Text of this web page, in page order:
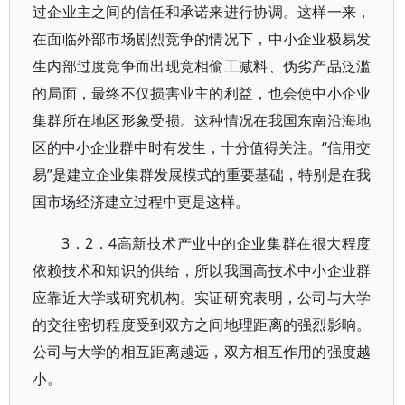
过企业主之间的信任和承诺来进行协调。这样一来，
在面临外部市场剧烈竞争的情况下，中小企业极易发
生内部过度竞争而出现竞相偷工减料、伪劣产品泛滥
的局面，最终不仅损害业主的利益，也会使中小企业
集群所在地区形象受损。这种情况在我国东南沿海地
区的中小企业群中时有发生，十分值得关注。“信用交
易”是建立企业集群发展模式的重要基础，特别是在我
国市场经济建立过程中更是这样。
3．2．4高新技术产业中的企业集群在很大程度
依赖技术和知识的供给，所以我国高技术中小企业群
应靠近大学或研究机构。实证研究表明，公司与大学
的交往密切程度受到双方之间地理距离的强烈影响。
公司与大学的相互距离越远，双方相互作用的强度越
小。